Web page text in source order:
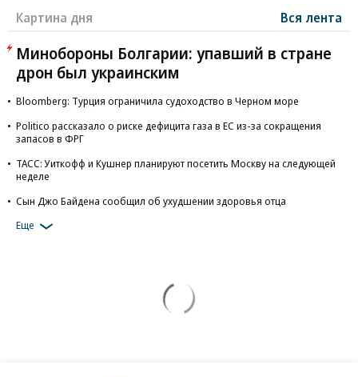
Картина дня Вся лента
Минобороны Болгарии: упавший в стране
дрон был украинским
Bloomberg: Турция ограничила судоходство в Черном море
Politico рассказало о риске дефицита газа в ЕС из-за сокращения
запасов в ФРГ
ТАСС: Уиткофф и Кушнер планируют посетить Москву на следующей
неделе
Сын Джо Байдена сообщил об ухудшении здоровья отца
Еще